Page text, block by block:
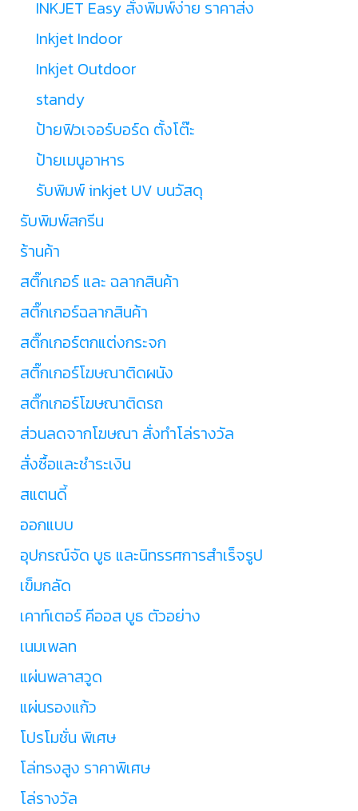
INKJET Easy สั่งพิมพ์ง่าย ราคาส่ง
Inkjet Indoor
Inkjet Outdoor
standy
ป้ายฟิวเจอร์บอร์ด ตั้งโต๊ะ
ป้ายเมนูอาหาร
รับพิมพ์ inkjet UV บนวัสดุ
รับพิมพ์สกรีน
ร้านค้า
สติ๊กเกอร์ และ ฉลากสินค้า
สติ๊กเกอร์ฉลากสินค้า
สติ๊กเกอร์ตกแต่งกระจก
สติ๊กเกอร์โฆษณาติดผนัง
สติ๊กเกอร์โฆษณาติดรถ
ส่วนลดจากโฆษณา สั่งทำโล่รางวัล
สั่งซื้อและชำระเงิน
สแตนดี้
ออกแบบ
อุปกรณ์จัด บูธ และนิทรรศการสำเร็จรูป
เข็มกลัด
เคาท์เตอร์ คีออส บูธ ตัวอย่าง
เนมเพลท
แผ่นพลาสวูด
แผ่นรองแก้ว
โปรโมชั่น พิเศษ
โล่ทรงสูง ราคาพิเศษ
โล่รางวัล